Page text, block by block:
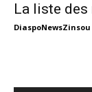
La liste des
DiaspoNewsZinsou